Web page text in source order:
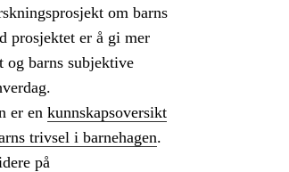
om barns
prosjektet er å gi mer
og barns subjektive
er en kunnskapsoversikt
trivsel i barnehagen.
på